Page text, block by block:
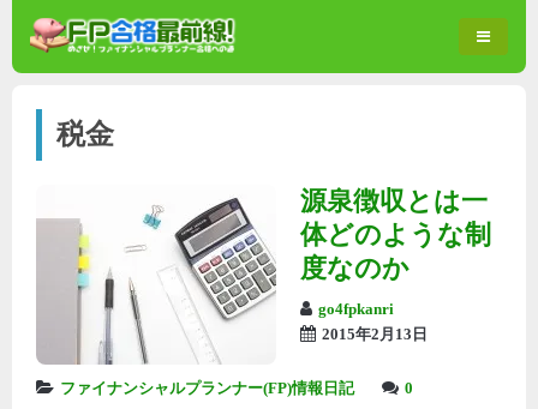
税金
源泉徴収とは一
体どのような制
度なのか
go4fpkanri
2015年2月13日
ファイナンシャルプランナー(FP)情報日記 0